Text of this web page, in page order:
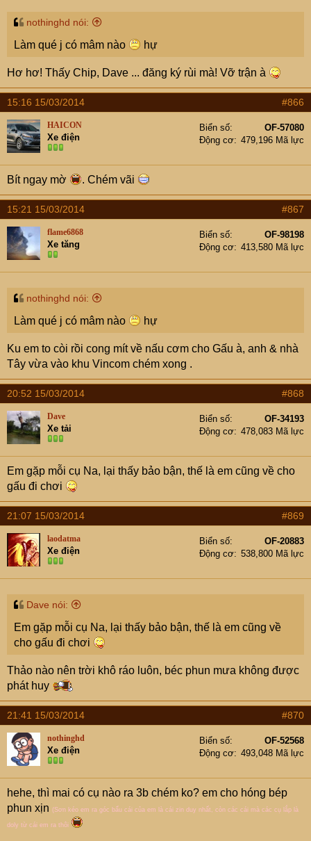
nothinghd nói:
Làm qué j có mâm nào hự
Hơ hơ! Thấy Chip, Dave ... đăng ký rùi mà! Vỡ trận à
15:16 15/03/2014 #866
HAICON
Xe điện
Biển số
OF-57080
Động cơ
479,196 Mã lực
Bít ngay mờ . Chém vãi
15:21 15/03/2014 #867
flame6868
Xe tăng
Biển số
OF-98198
Động cơ
413,580 Mã lực
nothinghd nói:
Làm qué j có mâm nào hự
Ku em to còi rồi cong mít về nấu cơm cho Gấu à, anh & nhà
Tây vừa vào khu Vincom chém xong .
20:52 15/03/2014 #868
Dave
Xe tải
Biển số
OF-34193
Động cơ
478,083 Mã lực
Em gặp mỗi cụ Na, lại thấy bảo bận, thế là em cũng về cho
gấu đi chơi
21:07 15/03/2014 #869
laodatma
Xe điện
Biển số
OF-20883
Động cơ
538,800 Mã lực
Dave nói:
Em gặp mỗi cụ Na, lại thấy bảo bận, thế là em cũng về
cho gấu đi chơi
Thảo nào nên trời khô ráo luôn, béc phun mưa không được
phát huy
21:41 15/03/2014 #870
nothinghd
Xe điện
Biển số
OF-52568
Động cơ
493,048 Mã lực
hehe, thì mai có cụ nào ra 3b chém ko? em cho hóng bép
phun xịn (Sơn kéo em ra góc bẩu cái của em là cái zin duy nhất, còn các cái mà các cụ lắp là
doly từ cái em ra thôi